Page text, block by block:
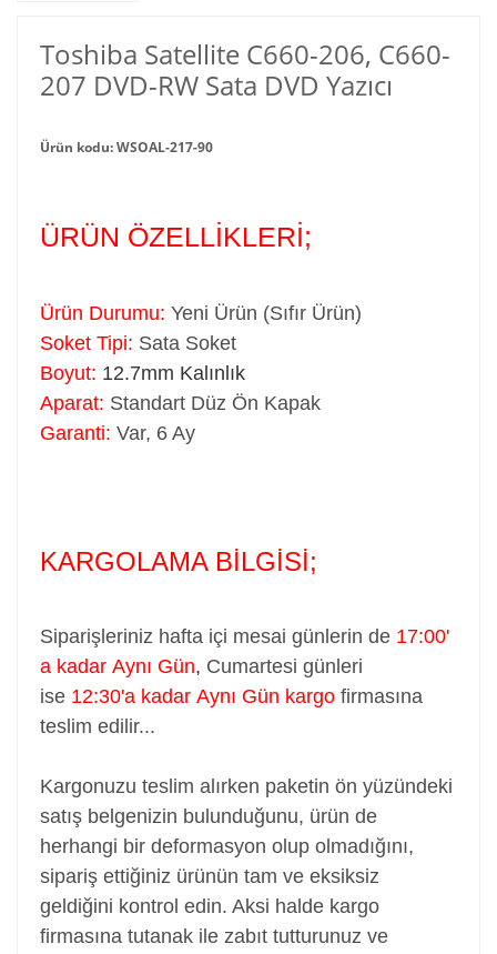
Toshiba Satellite C660-206, C660-
207 DVD-RW Sata DVD Yazıcı
Ürün kodu: WSOAL-217-90
ÜRÜN ÖZELLİKLERİ;
Ürün Durumu: Yeni Ürün (Sıfır Ürün)
Soket Tipi: Sata Soket
Boyut: 12.7mm Kalınlık
Aparat: Standart Düz Ön Kapak
Garanti: Var, 6 Ay
KARGOLAMA BİLGİSİ;
Siparişleriniz hafta içi mesai günlerin de 17:00'
a kadar Aynı Gün, Cumartesi günleri
ise 12:30'a kadar Aynı Gün kargo firmasına
teslim edilir...
Kargonuzu teslim alırken paketin ön yüzündeki
satış belgenizin bulunduğunu, ürün de
herhangi bir deformasyon olup olmadığını,
sipariş ettiğiniz ürünün tam ve eksiksiz
geldiğini kontrol edin. Aksi halde kargo
firmasına tutanak ile zabıt tutturunuz ve